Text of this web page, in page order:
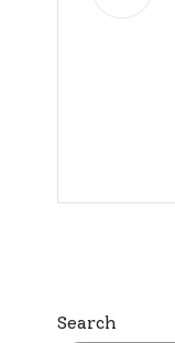
Search